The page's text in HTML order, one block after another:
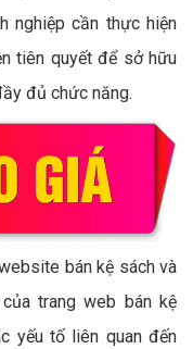
nghiệp cần thực hiện
tiên quyết để sở hữu
đủ chức năng.
bán kệ sách và
trang web bán kệ
yếu tố liên quan đến